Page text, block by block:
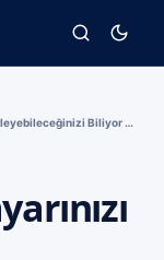
Windows 10 Bilgisayarınızı Uzaktan Kilitleyebileceğinizi Biliyor Musunuz?